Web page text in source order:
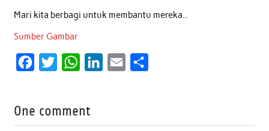
Mari kita berbagi untuk membantu mereka..
Sumber Gambar
e
t
W
t
One comment